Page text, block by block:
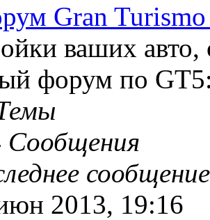
Gran
ваших авто,
форум по
Сообщения
сообщение
2013, 19:16